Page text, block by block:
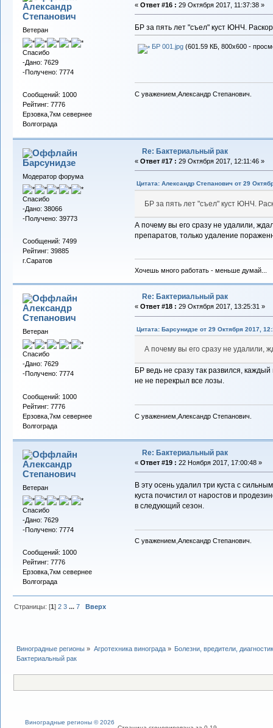
Александр
Cтепанович
Ветеран
Спасибо
-Дано: 7629
-Получено: 7774
Сообщений: 1000
Рейтинг: 7776
Ерзовка,7км севернее
Волгограда
« Ответ #16 : 29 Октября 2017, 11:37:38 »
БР за пять лет "съел" куст ЮНЧ.
БР 001.jpg(601.59 КБ, 800x600 -
С уважением,Александр Степанович.
Барсунидзе
Модератор форума
Спасибо
-Дано: 38066
-Получено: 39773
Сообщений: 7499
Рейтинг: 39885
г.Саратов
Re: Бактериальный рак
« Ответ #17 : 29 Октября 2017, 12:11:46 »
Цитата: Александр Cтепанович от 29
БР за пять лет "съел" куст ЮНЧ.
А почему вы его сразу не удалили,
препаратов, только удаление
Хочешь много работать - меньше думай...
Александр
Cтепанович
Ветеран
Спасибо
-Дано: 7629
-Получено: 7774
Сообщений: 1000
Рейтинг: 7776
Ерзовка,7км севернее
Волгограда
Re: Бактериальный рак
« Ответ #18 : 29 Октября 2017, 13:25:31 »
Цитата: Барсунидзе от 29 Октября 2017,
А почему вы его сразу не удалили,
БР ведь не сразу так развился,
не не перекрыл все лозы.
С уважением,Александр Степанович.
Александр
Cтепанович
Ветеран
Спасибо
-Дано: 7629
-Получено: 7774
Сообщений: 1000
Рейтинг: 7776
Ерзовка,7км севернее
Волгограда
Re: Бактериальный рак
« Ответ #19 : 22 Ноября 2017, 17:00:48 »
В эту осень удалил три куста с
куста почистил от наростов и
в следующий сезон.
С уважением,Александр Степанович.
Страницы: [1]2 3 ...7 Вверх
Виноградные регионы » Агротехника винограда»
Болезни, вредители,
Бактериальный рак
Виноградные регионы © 2026